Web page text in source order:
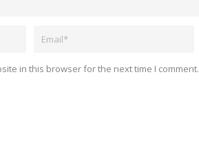
in this browser for the next time I comment.